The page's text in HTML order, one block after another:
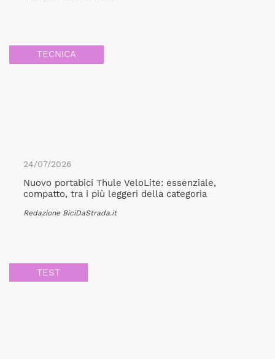
TECNICA
24/07/2026
Nuovo portabici Thule VeloLite: essenziale,
compatto, tra i più leggeri della categoria
Redazione BiciDaStrada.it
TEST